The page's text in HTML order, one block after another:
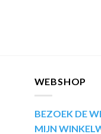
WEBSHOP
BEZOEK DE
MIJN